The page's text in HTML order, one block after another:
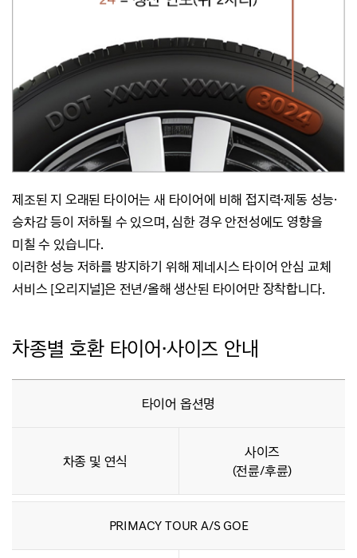
제조된 지 오래된 타이어는 새 타이어에 비해 접지력·제동 성능·
승차감 등이 저하될 수 있으며, 심한 경우 안전성에도 영향을
미칠 수 있습니다.
이러한 성능 저하를 방지하기 위해 제네시스 타이어 안심 교체
서비스 [오리지널]은 전년/올해 생산된 타이어만 장착합니다.
차종별 호환 타이어·사이즈 안내
타이어 옵션명
차종 및 연식
사이즈
(전륜/후륜)
PRIMACY TOUR A/S GOE